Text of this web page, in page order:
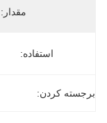
مقدار:
استفاده:
برجسته کردن: